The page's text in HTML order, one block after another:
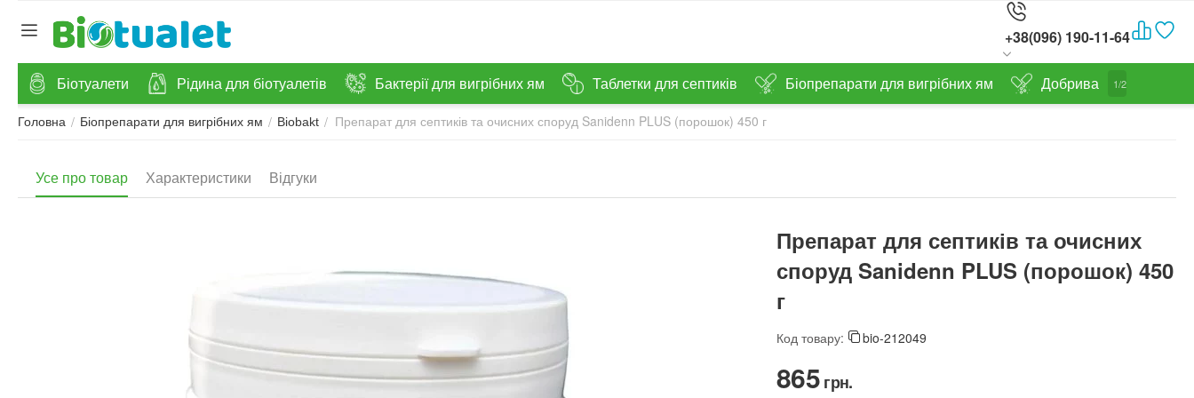
+38(096) 190-11-64
Біотуалети Рідина для біотуалетів Бактерії для вигрібних ям Таблетки для септиків Біопрепарати для вигрібних ям Добрива 1/2
Головна / Біопрепарати для вигрібних ям / Biobakt / Препарат для септиків та очисних споруд Sanidenn PLUS (порошок) 450 г
Усе про товар Характеристики Відгуки
Препарат для септиків та очисних
споруд Sanidenn PLUS (порошок) 450
г
Код товару: bio-212049
‍865‍грн.